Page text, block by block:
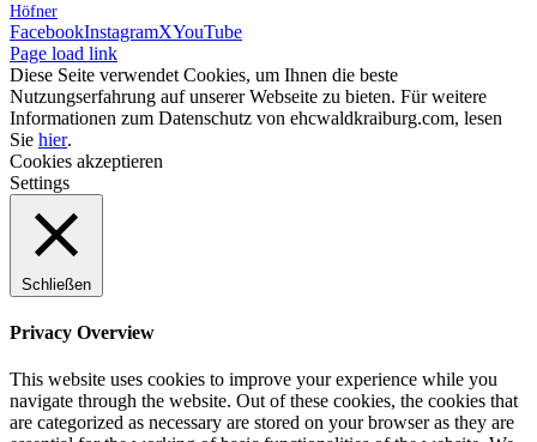
Höfner
FacebookInstagramXYouTube
Page load link
Diese Seite verwendet Cookies, um Ihnen die beste
Nutzungserfahrung auf unserer Webseite zu bieten. Für weitere
Informationen zum Datenschutz von ehcwaldkraiburg.com, lesen
Sie hier.
Cookies akzeptieren
Settings
Schließen
Privacy Overview
This website uses cookies to improve your experience while you
navigate through the website. Out of these cookies, the cookies that
are categorized as necessary are stored on your browser as they are